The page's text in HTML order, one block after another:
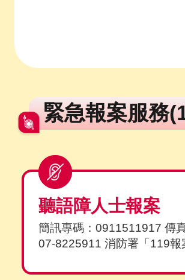
緊急報案服務
聽語障人士報案
簡訊專碼：0911511917 傳
07-8225911 消防署「119報